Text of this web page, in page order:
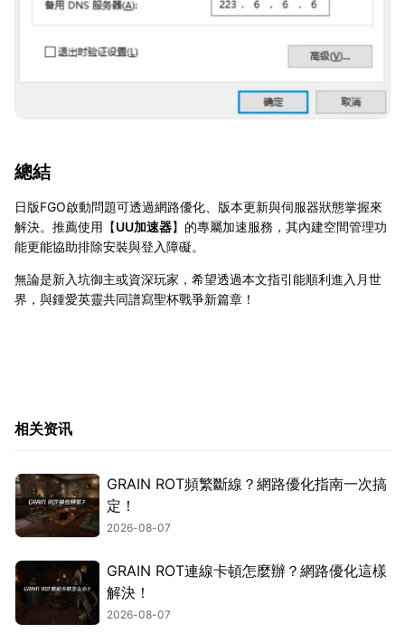
總結
日版FGO啟動問題可透過網路優化、版本更新與伺服器狀態掌握來
解決。推薦使用【UU加速器】的專屬加速服務，其內建空間管理功
能更能協助排除安裝與登入障礙。
無論是新入坑御主或資深玩家，希望透過本文指引能順利進入月世
界，與鍾愛英靈共同譜寫聖杯戰爭新篇章！
相关资讯
GRAIN ROT頻繁斷線？網路優化指南一次搞
定！
2026-08-07
GRAIN ROT連線卡頓怎麼辦？網路優化這樣
解決！
2026-08-07